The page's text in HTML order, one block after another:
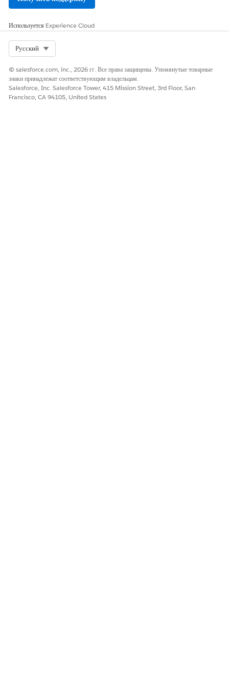
ЭТА СТАТЬЯ РЕШИЛА ВАШУ ПРОБЛЕМУ?
Оставьте свой отзыв, чтобы мы могли стать лучше!
Да
Используется Experience Cloud
Русский
© salesforce.com, inc., 2026 гг. Все права защищены. Упомянутые товарные
знаки принадлежат соответствующим владельцам.
Salesforce, Inc. Salesforce Tower, 415 Mission Street, 3rd Floor, San
Francisco, CA 94105, United States